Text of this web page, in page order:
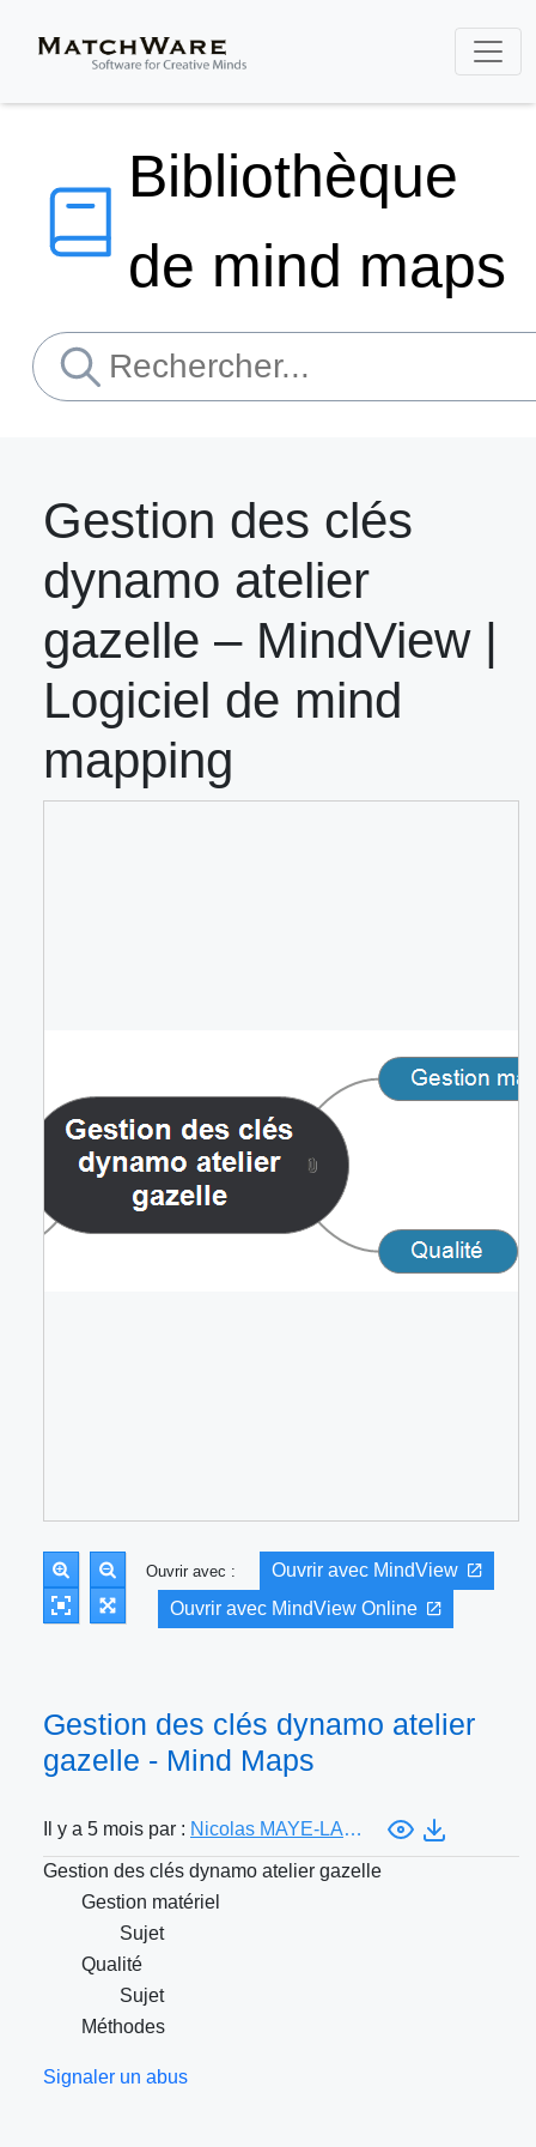
Bibliothèque
de mind maps
Gestion des clés
dynamo atelier
gazelle – MindView |
Logiciel de mind
mapping
Ouvrir avec :
Ouvrir avec MindView
Ouvrir avec MindView Online
Gestion des clés dynamo atelier
gazelle - Mind Maps
Il y a 5 mois par : Nicolas MAYE-LASSERE
Gestion des clés dynamo atelier gazelle
Gestion matériel
Sujet
Qualité
Sujet
Méthodes
Signaler un abus